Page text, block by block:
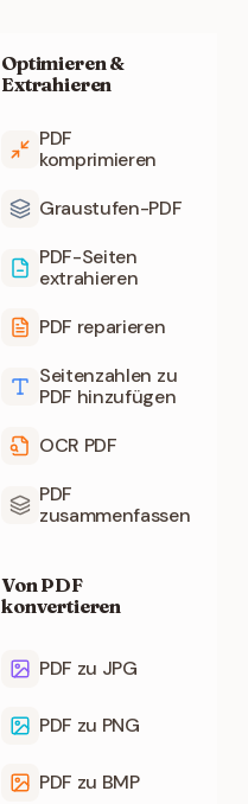
Optimieren &
Extrahieren
PDF
komprimieren
Graustufen-PDF
PDF-Seiten
extrahieren
PDF reparieren
Seitenzahlen zu
PDF hinzufügen
OCR PDF
PDF
zusammenfassen
Von PDF
konvertieren
PDF zu JPG
PDF zu PNG
PDF zu BMP